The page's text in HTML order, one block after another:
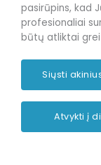
pasirūpins, kad
profesionaliai
būtų atliktai
Siųsti
Atvykti į